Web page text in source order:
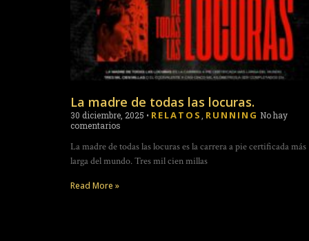
La madre de todas las locuras.
30 diciembre, 2025 • RELATOS RUNNING No hay
comentarios
La madre de todas las locuras es la carrera a pie certificada más
larga del mundo. Tres mil cien millas
Read More »